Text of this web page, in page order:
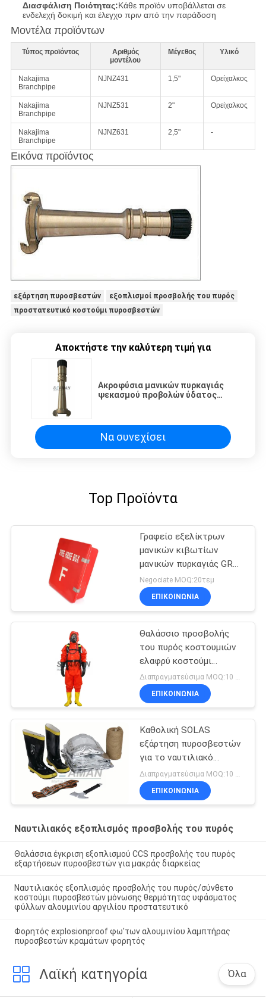
Διασφάλιση Ποιότητας:Κάθε προϊόν υποβάλλεται σε
ενδελεχή δοκιμή και έλεγχο πριν από την παράδοση
Μοντέλα προϊόντων
Τύπος προϊόντος
Αριθμός
μοντέλου
Μέγεθος Υλικό
Nakajima
Branchpipe
NJNZ431 1,5" Ορείχαλκος
Nakajima
Branchpipe
NJNZ531 2" Ορείχαλκος
Nakajima
Branchpipe
NJNZ631 2,5" -
Εικόνα προϊόντος
εξάρτηση πυροσβεστών
εξοπλισμοί προσβολής του πυρός
προστατευτικό κοστούμι πυροσβεστών
Αποκτήστε την καλύτερη τιμή για
Ακροφύσια μανικών πυρκαγιάς
ψεκασμού προβολών ύδατος
Να συνεχίσει
Top Προϊόντα
Γραφείο εξελίκτρων
μανικών κιβωτίων
μανικών πυρκαγιάς GRP
για τη θαλάσσια
προσβολή του πυρός
Negociate MOQ:20τεμ
ΕΠΙΚΟΙΝΩΝΙΑ
Θαλάσσιο προσβολής
του πυρός κοστουμιών
ελαφρύ κοστούμι
φορμών καθήκοντος
χημικό προστατευτικό
Διαπραγματεύσιμα MOQ:10 σύνολο
ΕΠΙΚΟΙΝΩΝΙΑ
Καθολική SOLAS
εξάρτηση πυροσβεστών
για το ναυτιλιακό
εξοπλισμό προσβολής
του πυρός
Διαπραγματεύσιμα MOQ:10 σύνολο
ΕΠΙΚΟΙΝΩΝΙΑ
Ναυτιλιακός εξοπλισμός προσβολής του πυρός
Θαλάσσια έγκριση εξοπλισμού CCS προσβολής του πυρός
εξαρτήσεων πυροσβεστών για μακράς διαρκείας
Ναυτιλιακός εξοπλισμός προσβολής του πυρός/σύνθετο
κοστούμι πυροσβεστών μόνωσης θερμότητας υφάσματος
φύλλων αλουμινίου αργιλίου προστατευτικό
Φορητός explosionproof φω'των αλουμινίου λαμπτήρας
πυροσβεστών κραμάτων φορητός
Λαϊκή κατηγορία Όλα